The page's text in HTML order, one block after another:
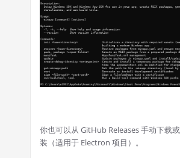
你也可以从 GitHub Releases 手动下载
装（适用于 Electron 项目）。